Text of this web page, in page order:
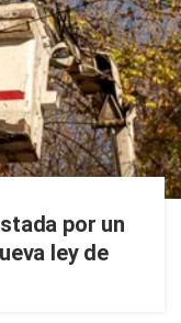
por un
ley de